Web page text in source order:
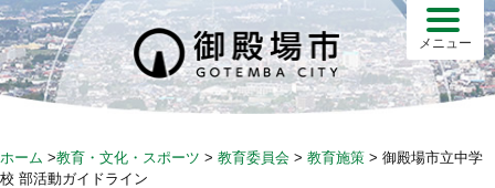
S
k
i
p
c
メニュー
ホーム >教育・文化・スポーツ > 教育委員会 > 教育施策 > 御殿場市立中学
校 部活動ガイドライン